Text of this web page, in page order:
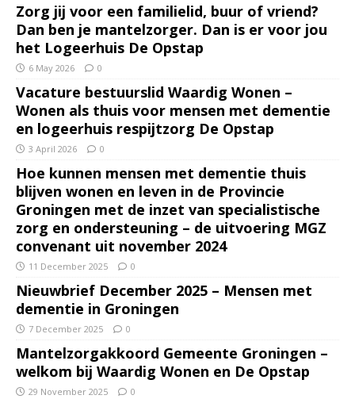
Zorg jij voor een familielid, buur of vriend?
Dan ben je mantelzorger. Dan is er voor jou
het Logeerhuis De Opstap
6 May 2026 0
Vacature bestuurslid Waardig Wonen –
Wonen als thuis voor mensen met dementie
en logeerhuis respijtzorg De Opstap
3 April 2026 0
Hoe kunnen mensen met dementie thuis
blijven wonen en leven in de Provincie
Groningen met de inzet van specialistische
zorg en ondersteuning – de uitvoering MGZ
convenant uit november 2024
11 December 2025 0
Nieuwbrief December 2025 – Mensen met
dementie in Groningen
7 December 2025 0
Mantelzorgakkoord Gemeente Groningen –
welkom bij Waardig Wonen en De Opstap
29 November 2025 0